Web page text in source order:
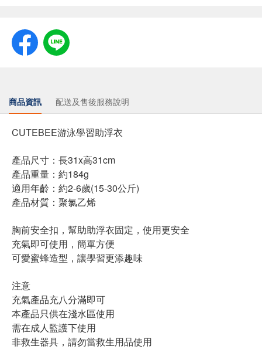
商品資訊 配送及售後服務說明
CUTEBEE游泳學習助浮衣
產品尺寸：長31x高31cm
產品重量：約184g
適用年齡：約2-6歲(15-30公斤)
產品材質：聚氯乙烯
胸前安全扣，幫助助浮衣固定，使用更安全
充氣即可使用，簡單方便
可愛蜜蜂造型，讓學習更添趣味
注意
充氣產品充八分滿即可
本產品只供在淺水區使用
需在成人監護下使用
非救生器具，請勿當救生用品使用